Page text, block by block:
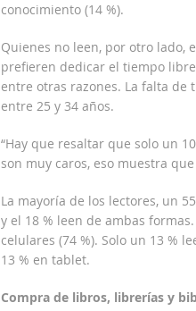
conocimiento (14 %).
Quienes no leen, por otro lado,
prefieren dedicar el tiempo libre
entre otras razones. La falta de
entre 25 y 34 años.
“Hay que resaltar que solo un
son muy caros, eso muestra
La mayoría de los lectores, un
y el 18 % leen de ambas
celulares (74 %). Solo un 13 %
13 % en tablet.
Compra de libros, librerías y